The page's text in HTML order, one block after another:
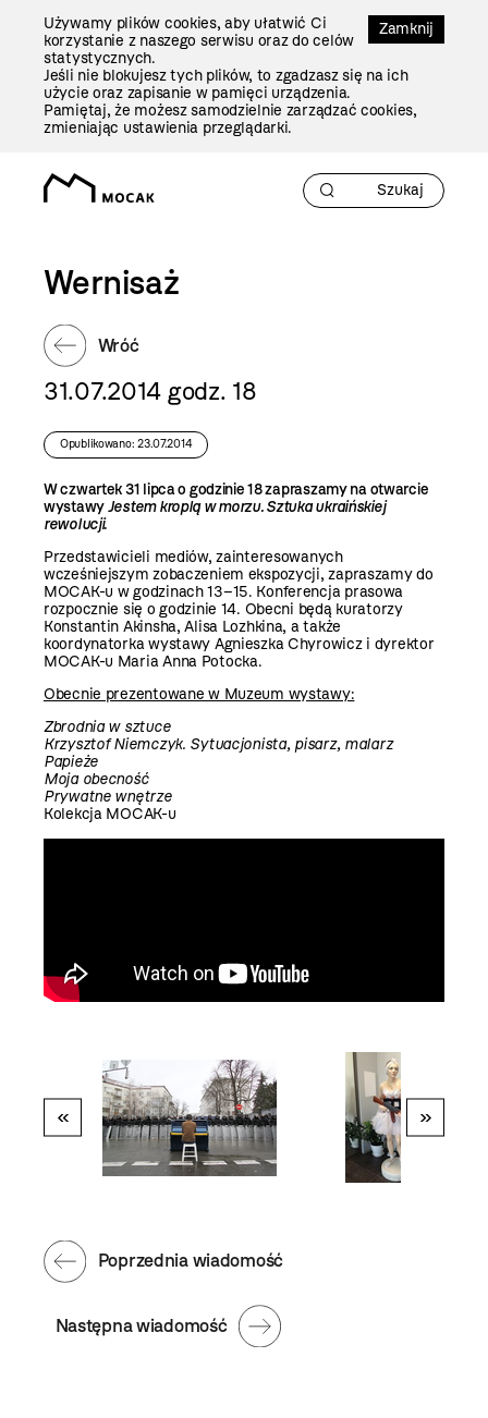
Zamknij
Używamy plików cookies, aby ułatwić Ci
korzystanie z naszego serwisu oraz do celów
statystycznych.
Jeśli nie blokujesz tych plików, to zgadzasz się na ich
użycie oraz zapisanie w pamięci urządzenia.
Pamiętaj, że możesz samodzielnie zarządzać cookies,
zmieniając ustawienia przeglądarki.
Wernisaż
Wróć
31.07.2014 godz. 18
Opublikowano: 23.07.2014
W czwartek 31 lipca o godzinie 18 zapraszamy na otwarcie
wystawyJestem kroplą w morzu. Sztuka ukraińskiej
rewolucji.
Przedstawicieli mediów, zainteresowanych
wcześniejszym zobaczeniem ekspozycji, zapraszamy do
MOCAK-u w godzinach 13–15. Konferencja prasowa
rozpocznie się o godzinie 14. Obecni będą kuratorzy
Konstantin Akinsha, Alisa Lozhkina, a także
koordynatorka wystawy Agnieszka Chyrowicz i dyrektor
MOCAK-u Maria Anna Potocka.
Obecnie prezentowane w Muzeum wystawy:
Zbrodnia w sztuce
Krzysztof Niemczyk. Sytuacjonista, pisarz, malarz
Papieże
Moja obecność
Prywatne wnętrze
Kolekcja MOCAK-u
« »
Następna wiadomość
Poprzednia wiadomość